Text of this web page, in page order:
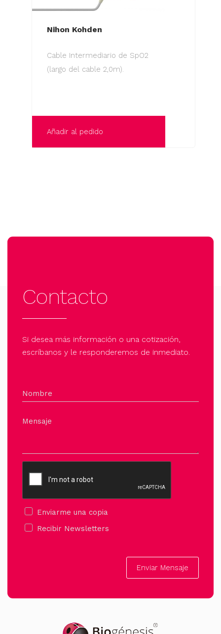
Nihon Kohden
Cable Intermediario de SpO2
(largo del cable 2,0m).
Añadir al pedido
Contacto
Si desea más información o una cotización,
escríbanos y le responderemos de inmediato.
Nombre
Mensaje
Enviarme una copia
Recibir Newsletters
Enviar Mensaje